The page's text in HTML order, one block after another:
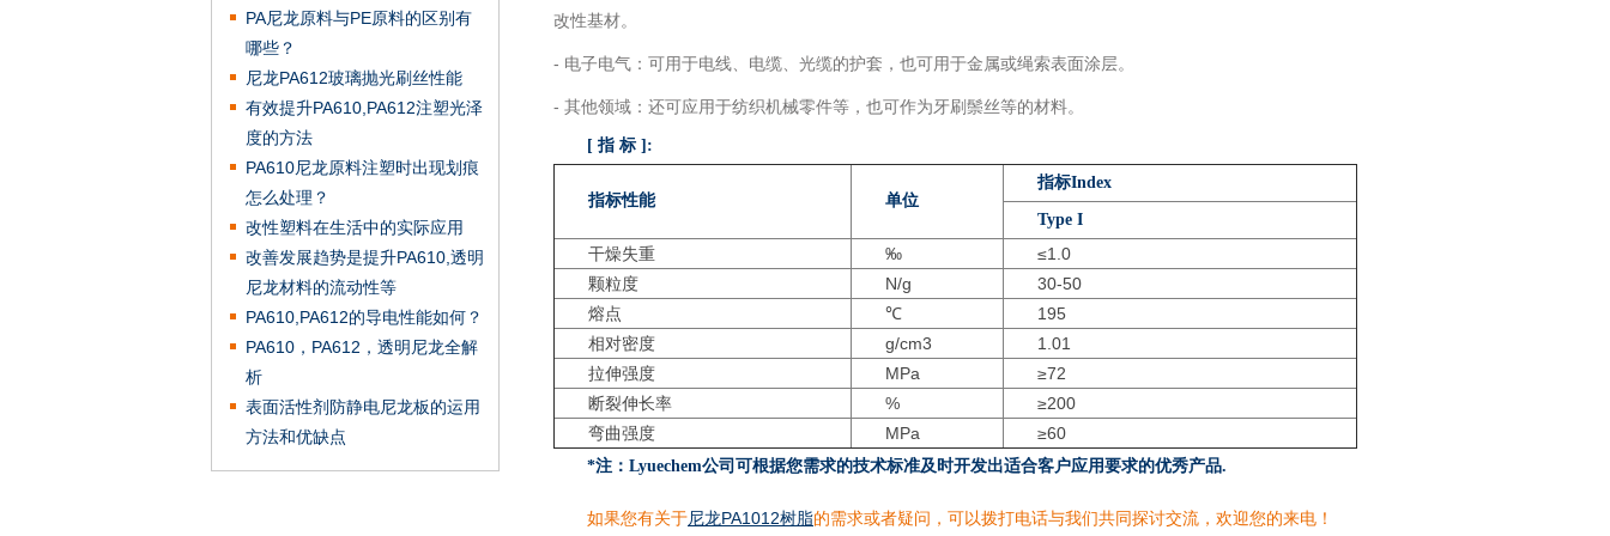
PA尼龙原料与PE原料的区别有
哪些？
尼龙PA612玻璃抛光刷丝性能
有效提升PA610,PA612注塑光泽
度的方法
PA610尼龙原料注塑时出现划痕
怎么处理？
改性塑料在生活中的实际应用
改善发展趋势是提升PA610,透明
尼龙材料的流动性等
PA610,PA612的导电性能如何？
PA610，PA612，透明尼龙全解
析
表面活性剂防静电尼龙板的运用
方法和优缺点
改性基材。
- 电子电气：可用于电线、电缆、光缆的护套，也可用于金属或绳索表面涂层。
- 其他领域：还可应用于纺织机械零件等，也可作为牙刷鬃丝等的材料。
[ 指 标 ]:
指标性能 单位
指标Index
Type I
干燥失重 ‰
≤1.0
颗粒度
N/g
30-50
熔点
℃
195
相对密度
g/cm3
1.01
拉伸强度
MPa
≥72
断裂伸长率
%
≥200
弯曲强度
MPa ≥60
*注：Lyuechem公司可根据您需求的技术标准及时开发出适合客户应用要求的优秀产品.
如果您有关于尼龙PA1012树脂的需求或者疑问，可以拨打电话与我们共同探讨交流，欢迎您的来电！